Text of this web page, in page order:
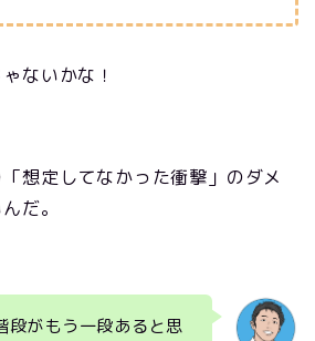
ないかな！
想定してなかった衝撃」のダメ
だ。
段がもう一段あると思